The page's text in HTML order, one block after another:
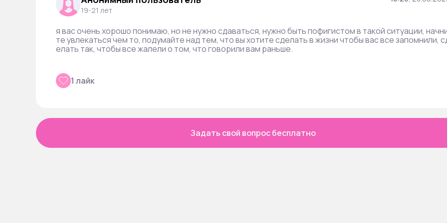
19-21 лет
я вас очень хорошо понимаю, но не нужно сдаваться, нужно быть пофигистом в такой ситуации,
те увлекаться чем то, подумайте над тем, что вы хотите сделать в жизни чтобы вас все запомнили,
елать так, чтобы все жалели о том, что говорили вам раньше.
1 лайк
Задать свой вопрос бесплатно